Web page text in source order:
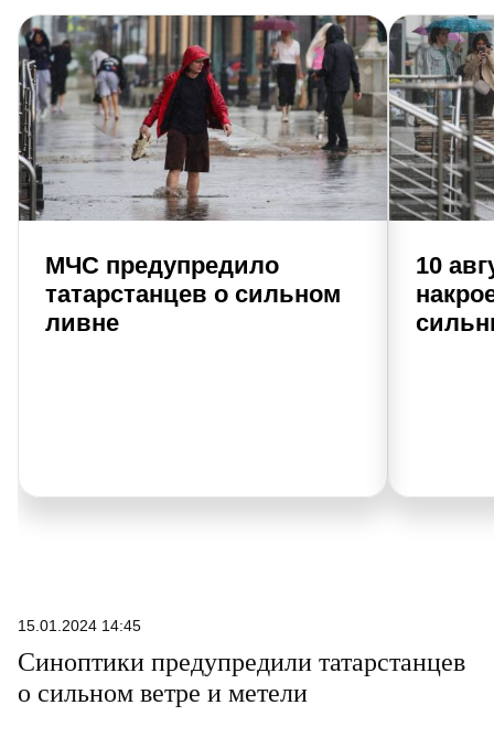
МЧС предупредило
татарстанцев о сильном
ливне
10
15.01.2024 14:45
Синоптики предупредили татарстанцев
о сильном ветре и метели